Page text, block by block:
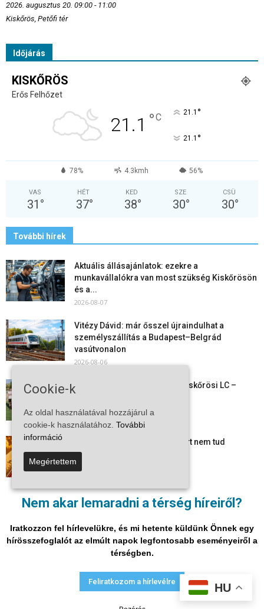
Nem akar lemaradni a térség híreiről?
Iratkozzon fel hírlevelükre, és mi hetente küldünk Önnek egy
hírösszefoglalót az elmúlt napok legfontosabb eseményeiről a
térségben.
Feliratkozom a hírlevélre
2026. augusztus 20. 09:00 - 11:00
Kiskőrös, Petőfi tér
Időjárás
KISKŐRÖS
Erős Felhőzet
21.1 °C 21.1 °
21.1 °
78% 4.3kmh 56%
VAS
31 °
HÉT
37°
KED
38°
SZE
30°
CSÜ
30°
További hírek
Aktuális állásajánlatok: ezekre a
munkavállalókra van most szükség Kiskőrösön
és a...
2026-08-07
Vitézy Dávid: már ősszel újraindulhat a
személyszállítás a Budapest–Belgrád
vasútvonalon
2026-08-06
Megkezdte a felkészülést a Kiskőrösi LC –
2026-08-06
Mi történik Európa felett? Ezért nem tud
szabadulni a kontinens a...
2026-08-05
Folyamatosak a nyári karbantartási munkálatok
Kiskőrösön – útburkolati jeleket festenek és...
2026-08-05
Adatvédelmi nyilatkozat Médiaajánlat Impresszum
HU
Cookie-k
Az oldal használatával hozzájárul a
cookie-k használatához. További
információ
Megértettem